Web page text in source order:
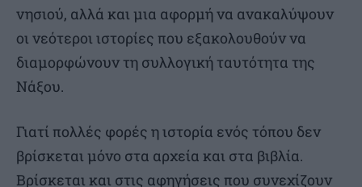
νησιού, αλλά και μια αφορμή να ανακαλύψουν
οι νεότεροι ιστορίες που εξακολουθούν να
διαμορφώνουν τη συλλογική ταυτότητα της
Νάξου.
Γιατί πολλές φορές η ιστορία ενός τόπου δεν
βρίσκεται μόνο στα αρχεία και στα βιβλία.
Βρίσκεται και στις αφηγήσεις που συνεχίζουν